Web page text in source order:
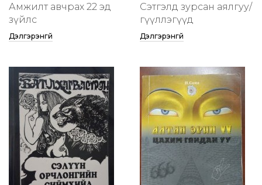
Амжилт авчрах 22 эд
зүйлс
Дэлгэрэнгүй
Сэтгэлд зурсан аялгуу/
өгүүллэгүүд
Дэлгэрэнгүй